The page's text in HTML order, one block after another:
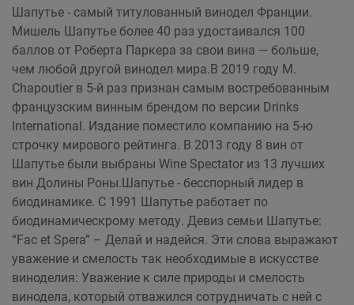
Шапутье - самый титулованный винодел Франции.
Мишель Шапутье более 40 раз удостаивался 100
баллов от Роберта Паркера за свои вина — больше,
чем любой другой винодел мира.В 2019 году M.
Chapoutier в 5-й раз признан самым востребованным
французским винным брендом по версии Drinks
International. Издание поместило компанию на 5-ю
строчку мирового рейтинга. В 2013 году 8 вин от
Шапутье были выбраны Wine Spectator из 13 лучших
вин Долины Роны.Шапутье - бесспорный лидер в
биодинамике. С 1991 Шапутье работает по
биодинамическрому методу. Девиз семьи Шапутье:
“Fac et Spera” – Делай и надейся. Эти слова выражают
уважение и смелость так необходимые в искусстве
виноделия: Уважение к силе природы и смелость
винодела, который отважился сотрудничать с ней с